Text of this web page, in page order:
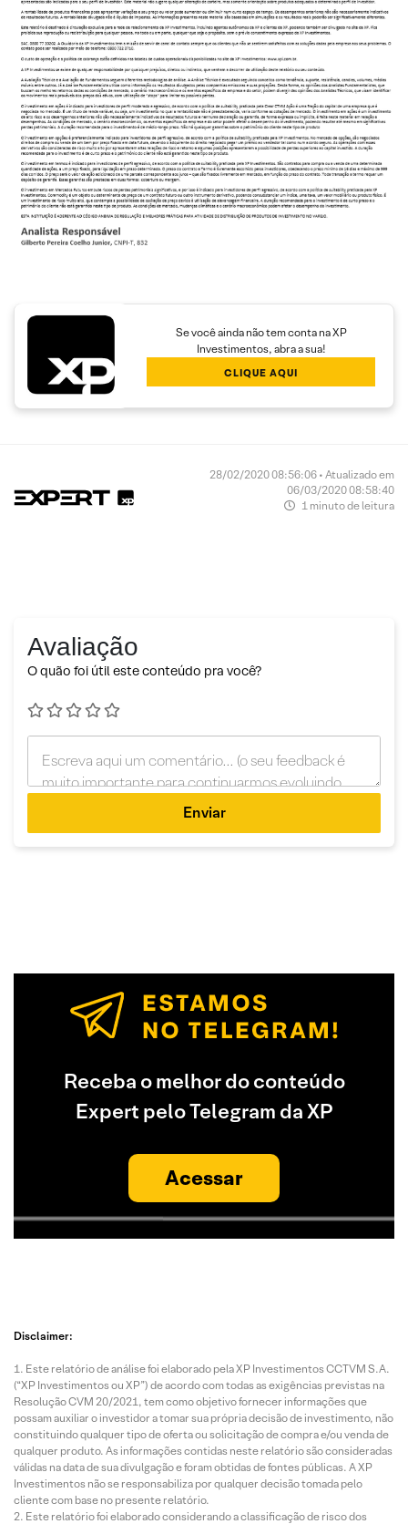
Se você ainda não tem conta na XP
Investimentos, abra a sua!
CLIQUE AQUI
28/02/2020 08:56:06 • Atualizado em
06/03/2020 08:58:40
1 minuto de leitura
Avaliação
O quão foi útil este conteúdo pra você?
Enviar
Receba o melhor do conteúdo
Expert pelo Telegram da XP
Acessar
Disclaimer:
Este relatório de análise foi elaborado pela XP Investimentos CCTVM S.A.
(“XP Investimentos ou XP”) de acordo com todas as exigências previstas na
Resolução CVM 20/2021, tem como objetivo fornecer informações que
possam auxiliar o investidor a tomar sua própria decisão de investimento, não
constituindo qualquer tipo de oferta ou solicitação de compra e/ou venda de
qualquer produto. As informações contidas neste relatório são consideradas
válidas na data de sua divulgação e foram obtidas de fontes públicas. A XP
Investimentos não se responsabiliza por qualquer decisão tomada pelo
cliente com base no presente relatório.
Este relatório foi elaborado considerando a classificação de risco dos